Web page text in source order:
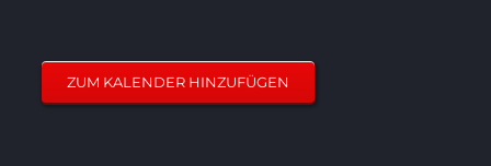
ZUM KALENDER HINZUFÜGEN